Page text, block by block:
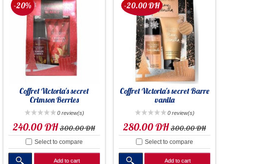
Coffret Victoria's secret
Crimson Berries
0 review(s)
-20%
240.00 DH300.00 DH
Select to compare
Add to cart
Coffret Victoria's secret Barre
vanila
0 review(s)
-20.00 DH
280.00 DH300.00 DH
Select to compare
Add to cart